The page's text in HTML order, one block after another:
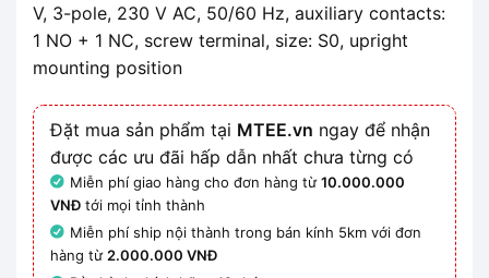
V, 3-pole, 230 V AC, 50/60 Hz, auxiliary contacts:
1 NO + 1 NC, screw terminal, size: S0, upright
mounting position
Đặt mua sản phẩm tại MTEE.vn ngay để nhận
được các ưu đãi hấp dẫn nhất chưa từng có
Miễn phí giao hàng cho đơn hàng từ10.000.000
VNĐ tới mọi tỉnh thành
Miễn phí ship nội thành trong bán kính 5km với đơn
hàng từ2.000.000 VNĐ